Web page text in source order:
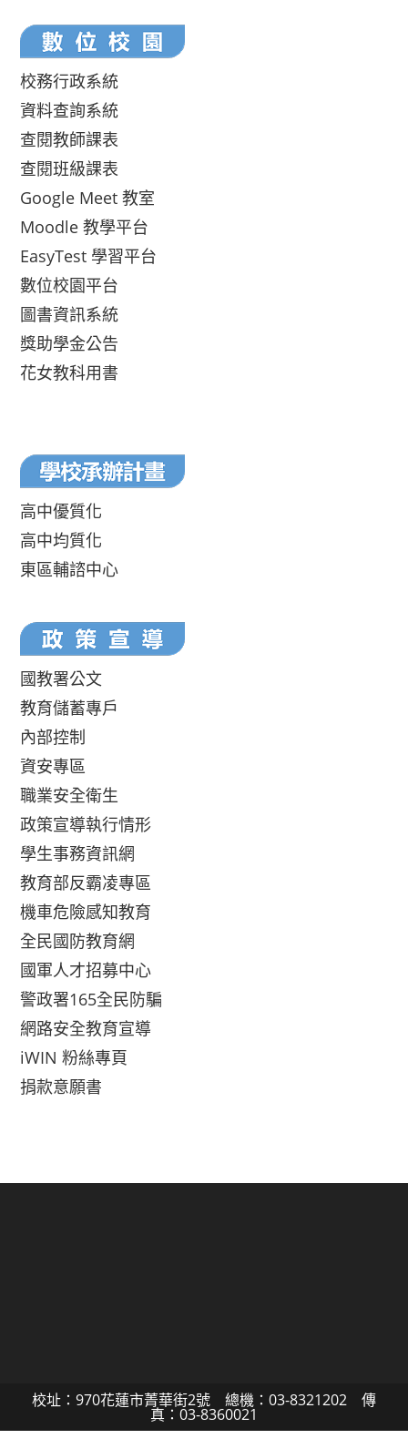
校務行政系統
資料查詢系統
查閱教師課表
查閱班級課表
Google Meet 教室
Moodle 教學平台
EasyTest 學習平台
數位校園平台
圖書資訊系統
獎助學金公告
花女教科用書
高中優質化
高中均質化
東區輔諮中心
國教署公文
教育儲蓄專戶
內部控制
資安專區
職業安全衛生
政策宣導執行情形
學生事務資訊網
教育部反霸凌專區
機車危險感知教育
全民國防教育網
國軍人才招募中心
警政署165全民防騙
網路安全教育宣導
iWIN 粉絲專頁
捐款意願書
校址：970花蓮市菁華街2號 總機：03-8321202 傳
真：03-8360021